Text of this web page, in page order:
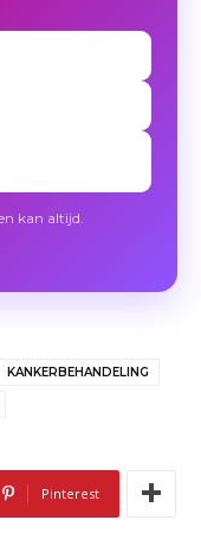
kan altijd.
KANKERBEHANDELING
Pinterest